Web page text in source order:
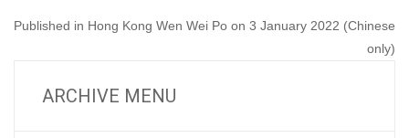
Published in Hong Kong Wen Wei Po on 3 January 2022 (Chinese
only)
ARCHIVE MENU